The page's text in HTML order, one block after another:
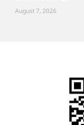
August 7, 2026